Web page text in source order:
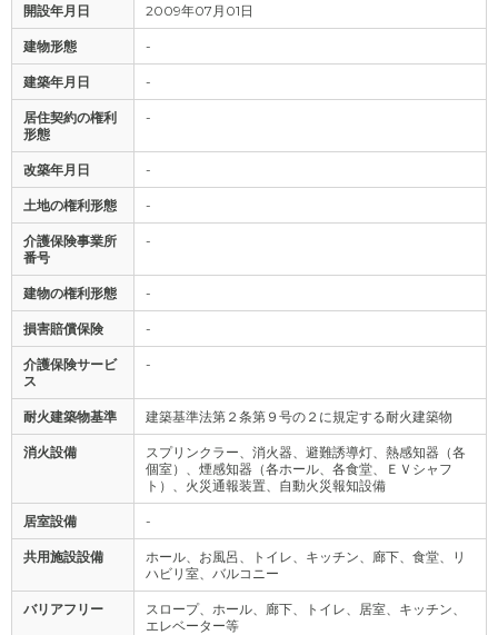
開設年月日 2009年07月01日
建物形態 -
建築年月日 -
居住契約の権利
形態
-
改築年月日 -
土地の権利形態 -
介護保険事業所
番号
-
建物の権利形態 -
損害賠償保険 -
介護保険サービ
ス
-
耐火建築物基準 建築基準法第２条第９号の２に規定する耐火建築物
消火設備
スプリンクラー、消火器、避難誘導灯、熱感知器（各
個室）、煙感知器（各ホール、各食堂、ＥＶシャフ
ト）、火災通報装置、自動火災報知設備
居室設備 -
共用施設設備
ホール、お風呂、トイレ、キッチン、廊下、食堂、リ
ハビリ室、バルコニー
バリアフリー
スロープ、ホール、廊下、トイレ、居室、キッチン、
エレベーター等